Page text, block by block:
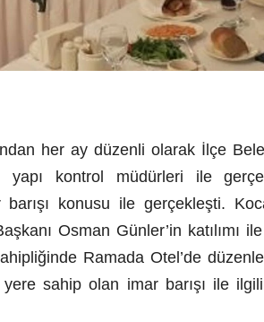
her ay düzenli olarak İlçe
yapı kontrol müdürleri ile
konusu ile gerçekleşti.
Osman Günler’in katılımı
Ramada Otel’de
sahip olan imar barışı ile ilgili